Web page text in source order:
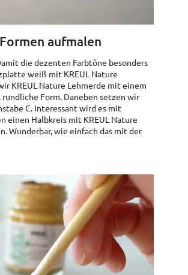
aufmalen
die dezenten Farbtöne besonders
weiß mit KREUL Nature
KREUL Nature Lehmerde mit einem
Form. Daneben setzen wir
C. Interessant wird es mit
einen Halbkreis mit KREUL Nature
Wunderbar, wie einfach das mit der